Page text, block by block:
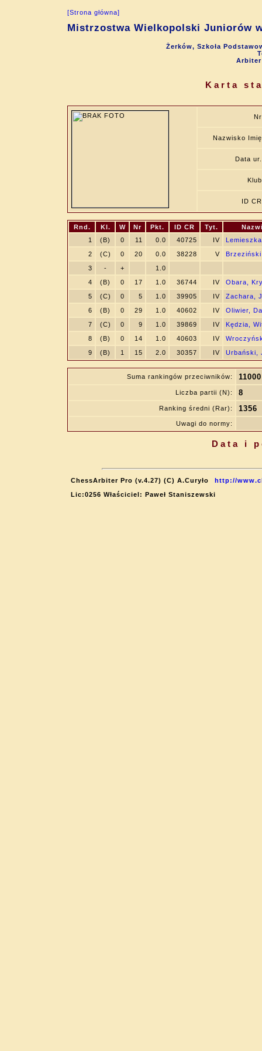
[Strona główna]
Mistrzostwa Wielkopolski Juniorów
Żerków, Szkoła
Karta
Nr
Nazwisko Imię
Data ur.
Klub
ID CR
Rnd. Kl. W Nr Pkt. ID CR Tyt.
1
(B) 0 11 0.0 40725 IV
2
(C) 0 20 0.0 38228 V
3
- +
1.0
4
(B) 0 17 1.0 36744 IV
Obara,
5
(C) 0 5 1.0 39905 IV
Zachara,
6
(B) 0 29 1.0 40602 IV
Oliwier,
7
(C) 0 9 1.0 39869 IV
Kędzia,
8
(B) 0 14 1.0 40603 IV
9
(B) 1 15 2.0 30357 IV Urbański,
Suma rankingów przeciwników: 11000
Liczba partii (N): 8
Ranking średni (Rar): 1356
Uwagi do normy:
Data i
ChessArbiter Pro (v.4.27) (C) A.Curyło
http://
Lic:0256 Właściciel: Paweł Staniszewski